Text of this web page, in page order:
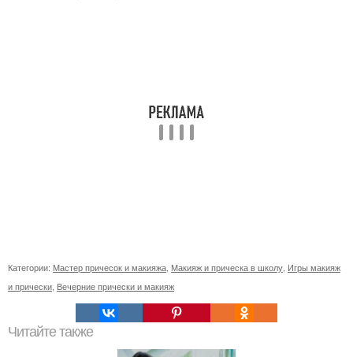
Категории: Мастер причесок и макияжа Макияж и прическа в школу Игры макияж
и прически Вечерние прически и макияж
Читайте также